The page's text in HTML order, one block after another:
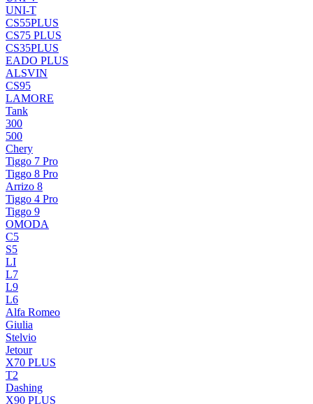
UNI-T
CS55PLUS
CS75 PLUS
CS35PLUS
EADO PLUS
ALSVIN
CS95
LAMORE
Tank
300
500
Chery
Tiggo 7 Pro
Tiggo 8 Pro
Arrizo 8
Tiggo 4 Pro
Tiggo 9
OMODA
C5
S5
LI
L7
L9
L6
Alfa Romeo
Giulia
Stelvio
Jetour
X70 PLUS
T2
Dashing
X90 PLUS